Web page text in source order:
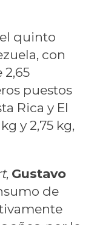
quinto
con
puestos
Rica y El
y 2,75 kg,
, Gustavo
de